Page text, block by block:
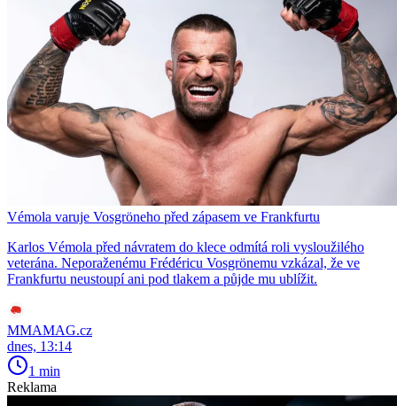
Vémola varuje Vosgröneho před zápasem ve Frankfurtu
Karlos Vémola před návratem do klece odmítá roli vysloužilého
veterána. Neporaženému Frédéricu Vosgrönemu vzkázal, že ve
Frankfurtu neustoupí ani pod tlakem a půjde mu ublížit.
MMAMAG.cz
dnes, 13:14
1 min
Reklama